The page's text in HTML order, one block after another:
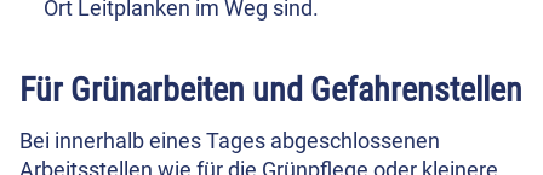
Ort Leitplanken im Weg sind.
Für Grünarbeiten und Gefahrenstellen
Bei innerhalb eines Tages abgeschlossenen
Arbeitsstellen wie für die Grünpflege oder kleinere